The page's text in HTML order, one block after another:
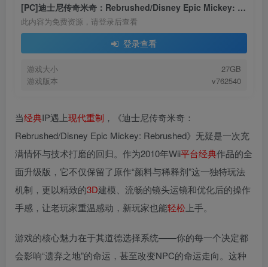
[PC]迪士尼传奇米奇：Rebrushed/Disney Epic Mickey: Rebrushed
此内容为免费资源，请登录后查看
登录查看
游戏大小
27GB
游戏版本
v762540
当经典IP遇上现代重制 ，《迪士尼传奇米奇：
Rebrushed/Disney Epic Mickey: Rebrushed》无疑是一次充
满情怀与技术打磨的回归。作为2010年Wii平台经典作品的全
面升级版，它不仅保留了原作“颜料与稀释剂”这一独特玩法
机制，更以精致的3D建模、流畅的镜头运镜和优化后的操作
手感，让老玩家重温感动，新玩家也能轻松 上手。
游戏的核心魅力在于其道德选择系统——你的每一个决定都
会影响“遗弃之地”的命运，甚至改变NPC的命运走向。这种